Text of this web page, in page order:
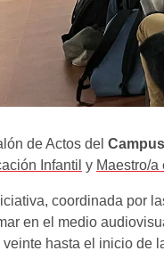
de Actos del
Infantil y Maestro/
coordinada por
en el medio
veinte hasta el inicio de